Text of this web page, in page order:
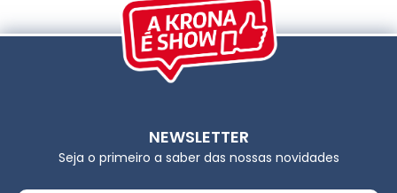
NEWSLETTER
Seja o primeiro a saber das nossas novidades